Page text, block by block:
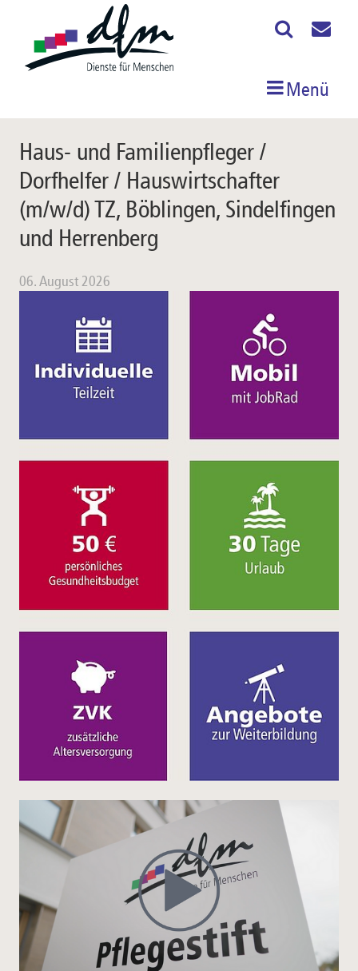
Menü
Haus- und Familienpfleger /
Dorfhelfer / Hauswirtschafter
(m/w/d) TZ, Böblingen, Sindelfingen
und Herrenberg
06. August 2026